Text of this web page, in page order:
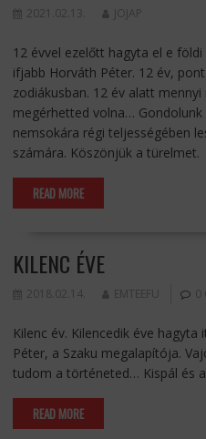
2021.02.13. JOJAP
12 évvel ezelőtt hagyta el e
ifjabb Horváth Péter. 12 év,
zodiákusban. 12 év alatt
megérhetted volna… Gondolunk
nemsokára régi teljességében
számára. Köszönjük a türelmet.
READ MORE
KILENC ÉVE
2018.02.14. EMTEEFU 0
Kilenc év. Kilencedik éve
Péter, a Szaku megalapítója.
tudom a történeted… Kispál és
READ MORE